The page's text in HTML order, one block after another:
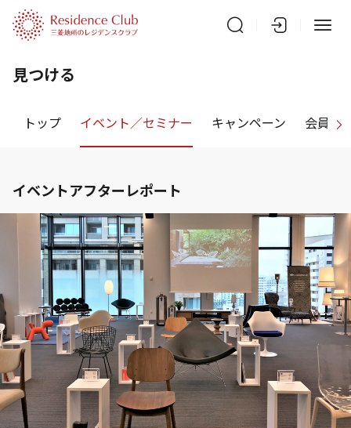
見つける
トップ イベント／セミナー キャンペーン 会員特
イベントアフターレポート